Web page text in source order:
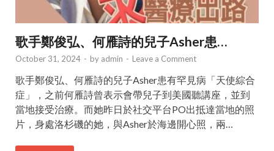
歌手鄭俊弘、何雁詩的兒子Asher患…
October 31, 2024 - by admin - Leave a Comment
歌手鄭俊弘、何雁詩的兒子Asher患有罕見病「天使綜合
症」，之前何雁詩曾表示會帶兒子到美國聽講座，並到
當地接受治療。而她昨日於社交平台PO出抵達當地的照
片，身處洛杉磯的她，與Asher於海邊開心照，兩…